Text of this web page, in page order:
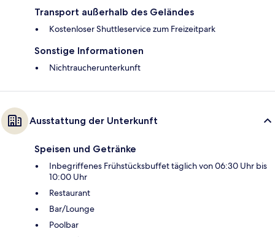
Transport außerhalb des Geländes
Kostenloser Shuttleservice zum Freizeitpark
Sonstige Informationen
Nichtraucherunterkunft
Ausstattung der Unterkunft
Speisen und Getränke
Inbegriffenes Frühstücksbuffet täglich von 06:30 Uhr bis
10:00 Uhr
Restaurant
Bar/Lounge
Poolbar